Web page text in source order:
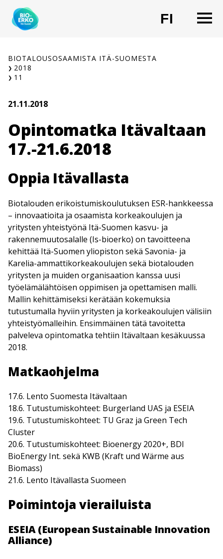
Siirry
sisältöön
FI
BIOTALOUSOSAAMISTA ITÄ-SUOMESTA
2018
11
21.11.2018
Opintomatka Itävaltaan
17.-21.6.2018
Oppia Itävallasta
Biotalouden erikoistumiskoulutuksen ESR-hankkeessa
– innovaatioita ja osaamista korkeakoulujen ja
yritysten yhteistyönä Itä-Suomen kasvu- ja
rakennemuutosalalle (Is-bioerko) on tavoitteena
kehittää Itä-Suomen yliopiston sekä Savonia- ja
Karelia-ammattikorkeakoulujen sekä biotalouden
yritysten ja muiden organisaation kanssa uusi
työelämälähtöisen oppimisen ja opettamisen malli.
Mallin kehittämiseksi kerätään kokemuksia
tutustumalla hyviin yritysten ja korkeakoulujen välisiin
yhteistyömalleihin. Ensimmäinen tätä tavoitetta
palveleva opintomatka tehtiin Itävaltaan kesäkuussa
2018.
Matkaohjelma
17.6. Lento Suomesta Itävaltaan
18.6. Tutustumiskohteet: Burgerland UAS ja ESEIA
19.6. Tutustumiskohteet: TU Graz ja Green Tech
Cluster
20.6. Tutustumiskohteet: Bioenergy 2020+, BDI
BioEnergy Int. sekä KWB (Kraft und Wärme aus
Biomass)
21.6. Lento Itävallasta Suomeen
Poimintoja vierailuista
ESEIA (European Sustainable Innovation
Alliance)